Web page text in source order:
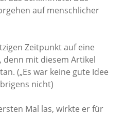
auf menschlicher
Zeitpunkt auf eine
denn mit diesem Artikel
(„Es war keine gute Idee
nicht)
Mal las, wirkte er für